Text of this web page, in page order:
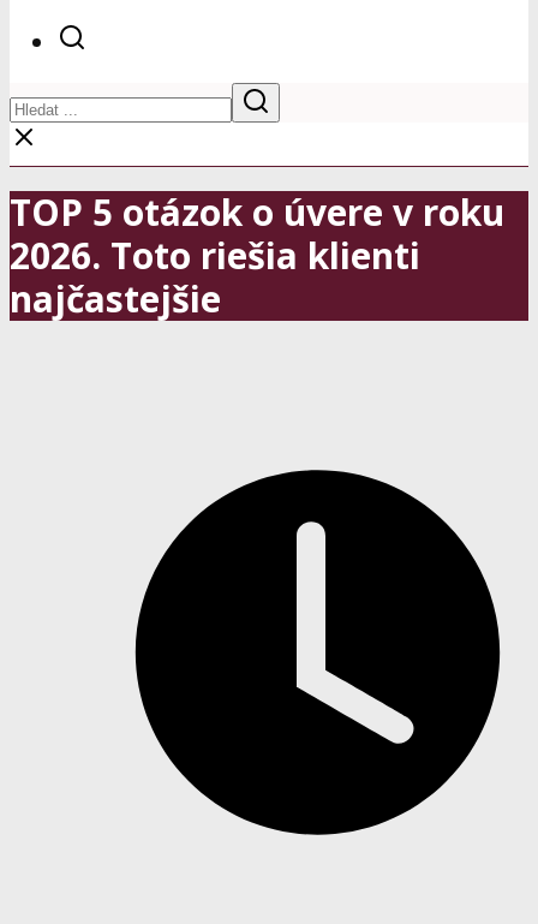
TOP 5 otázok o úvere v roku
2026. Toto riešia klienti
najčastejšie